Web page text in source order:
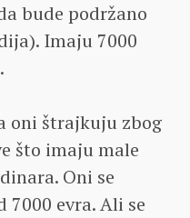
bude podržano
Imaju 7000
oni štrajkuju zbog
što imaju male
Oni se
7000 evra. Ali se